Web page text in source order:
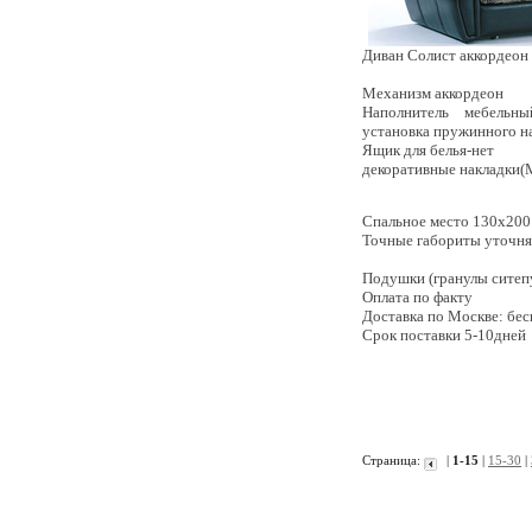
Диван Солист аккордеон
Механизм аккордеон
Наполнитель
установка пружинного
Ящик для белья-нет
декоративные
Спальное место
Точные габориты
Подушки (гранулы
Оплата по факту
Доставка по Москве:
Срок поставки 5-10дней
Страница: | 1-15 | 15-30 |